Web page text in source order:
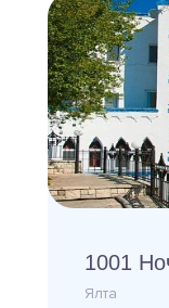
1001
Ялта